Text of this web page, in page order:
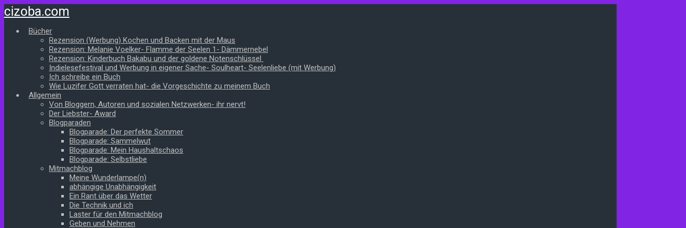
Zum
Hauptinhalt
springen
cizoba.com
Bücher
Rezension (Werbung) Kochen und Backen mit der Maus
Rezension: Melanie Voelker- Flamme der Seelen 1- Dämmernebel
Rezension: Kinderbuch Bakabu und der goldene Notenschlüssel
Indielesefestival und Werbung in eigener Sache- Soulheart- Seelenliebe (mit Werbung)
Ich schreibe ein Buch
Wie Luzifer Gott verraten hat- die Vorgeschichte zu meinem Buch
Allgemein
Von Bloggern, Autoren und sozialen Netzwerken- ihr nervt!
Der Liebster- Award
Blogparaden
Blogparade: Der perfekte Sommer
Blogparade: Sammelwut
Blogparade: Mein Haushaltschaos
Blogparade: Selbstliebe
Mitmachblog
Meine Wunderlampe(n)
abhängige Unabhängigkeit
Ein Rant über das Wetter
Die Technik und ich
Laster für den Mitmachblog
Geben und Nehmen